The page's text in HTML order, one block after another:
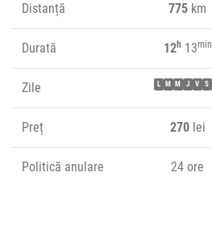
Distanță 775 km
Durată 12h13min
Zile L M M J V S
Preț 270lei
Politică anulare 24 ore